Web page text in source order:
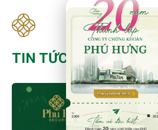
TIN TỨC MỚI NHẤT
RCC:
cổ đông
06/08/
20 Năm Thành Lập -